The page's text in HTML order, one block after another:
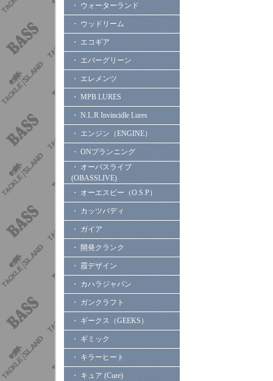
・ ウォーターランド
・ ウッドリーム
・ エコギア
・ エバーグリーン
・ エレメンツ
・ MPB LURES
・ N.L.R Invincidle Lures
・ エンジン（ENGINE）
・ ONプランニング
・ オーバスライブ
(OBASSLIVE)
・ オーエスピー（O.S.P）
・ カッツバディ
・ ガイア
・ 開発クランク
・ 霞デザイン
・ カハラジャパン
・ ガンクラフト
・ ギークス（GEEKS）
・ ギミック
・ キラーヒート
・ キュア (Cure)